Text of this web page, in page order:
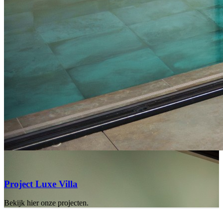
Project Luxe Villa
Bekijk hier onze projecten.